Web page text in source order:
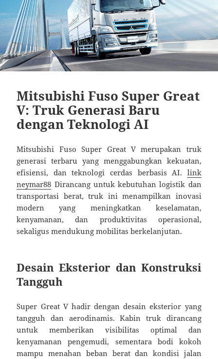
Mitsubishi Fuso Super Great
V: Truk Generasi Baru
dengan Teknologi AI
Mitsubishi Fuso Super Great V merupakan truk
generasi terbaru yang menggabungkan kekuatan,
efisiensi, dan teknologi cerdas berbasis AI. link
neymar88 Dirancang untuk kebutuhan logistik dan
transportasi berat, truk ini menampilkan inovasi
modern yang meningkatkan keselamatan,
kenyamanan, dan produktivitas operasional,
sekaligus mendukung mobilitas berkelanjutan.
Desain Eksterior dan Konstruksi
Tangguh
Super Great V hadir dengan desain eksterior yang
tangguh dan aerodinamis. Kabin truk dirancang
untuk memberikan visibilitas optimal dan
kenyamanan pengemudi, sementara bodi kokoh
mampu menahan beban berat dan kondisi jalan